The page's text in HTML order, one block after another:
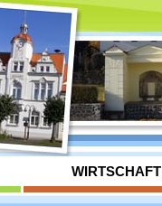
WIRTSCHAFT